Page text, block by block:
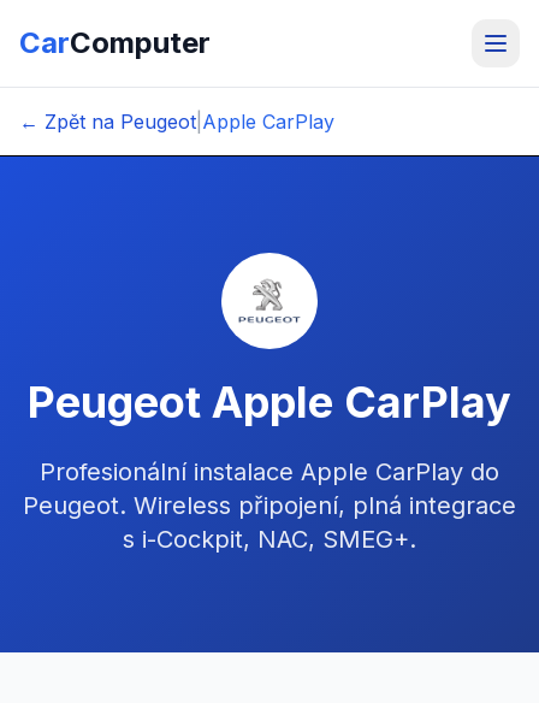
CarComputer
← Zpět na Peugeot Apple CarPlay
Peugeot Apple CarPlay
Profesionální instalace Apple CarPlay do
Peugeot. Wireless připojení, plná integrace
s i-Cockpit, NAC, SMEG+.